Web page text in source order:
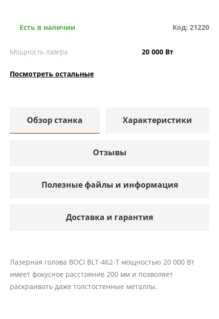
Есть в наличии Код: 21220
Мощность лазера 20 000 Вт
Посмотреть остальные
Обзор станка Характеристики
Отзывы
Полезные файлы и информация
Доставка и гарантия
Лазерная голова BOCI BLT-462-T мощностью 20 000 Вт
имеет фокусное расстояние 200 мм и позволяет
раскраивать даже толстостенные металлы.